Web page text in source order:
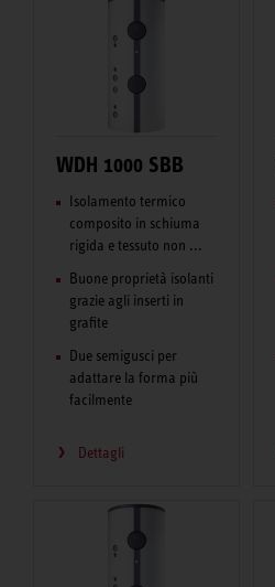
WDH 1000 SBB
Isolamento termico
composito in schiuma
rigida e tessuto non ...
Buone proprietà isolanti
grazie agli inserti in
grafite
Due semigusci per
adattare la forma più
facilmente
Dettagli